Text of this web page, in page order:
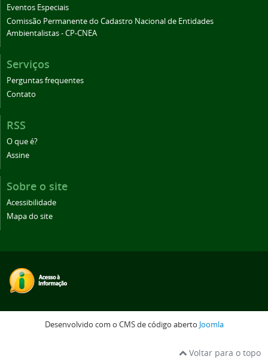
Eventos Especiais
Comissão Permanente do Cadastro Nacional de Entidades
Ambientalistas - CP-CNEA
Serviços
Perguntas frequentes
Contato
RSS
O que é?
Assine
Sobre o site
Acessibilidade
Mapa do site
Desenvolvido com o CMS de código aberto Joomla
Voltar para o topo